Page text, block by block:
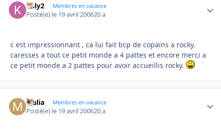
kaly2 Membres en vacance
Posté(e) le 19 avril 200620 a
c est impressionnant , ca lui fait bcp de copains a rocky.
caresses a tout ce petit monde a 4 pattes et encore merci a
ce petit monde a 2 pattes pour avoir accueillis rocky.
Malia Membres en vacance
Posté(e) le 19 avril 200620 a